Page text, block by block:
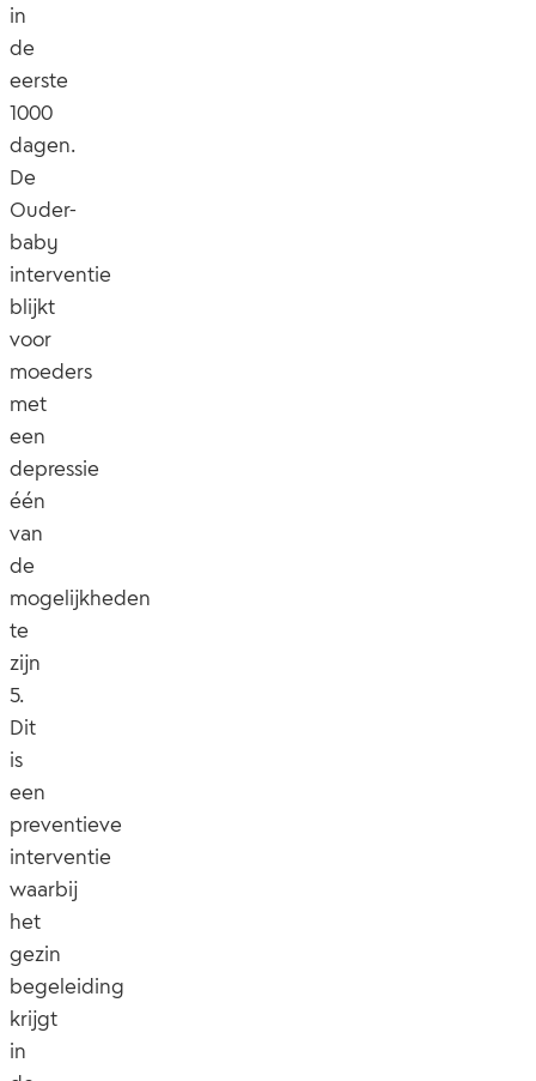
in
de
eerste
1000
dagen.
De
Ouder-
baby
interventie
blijkt
voor
moeders
met
een
depressie
één
van
de
mogelijkheden
te
zijn
5.
Dit
is
een
preventieve
interventie
waarbij
het
gezin
begeleiding
krijgt
in